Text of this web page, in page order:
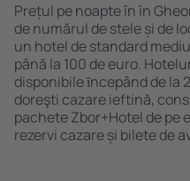
Prețul pe noapte în în
de numărul de stele și de
un hotel de standard
până la 100 de euro.
disponibile ȋncepând de la
doreşti cazare ieftină,
pachete Zbor+Hotel de pe
rezervi cazare și bilete de